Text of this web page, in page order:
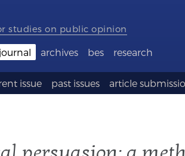
studies on public opinion
issue past issues article
archives bes research